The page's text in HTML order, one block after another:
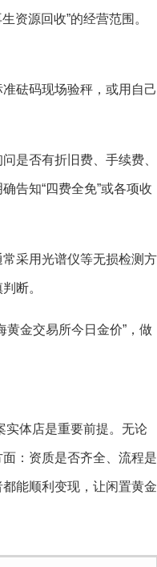
资源回收”的经营范围。
准砝码现场验秤，或用自己
是否有折旧费、手续费、
告知“四费全免”或各项收
常采用光谱仪等无损检测方
断。
黄金交易所今日金价”，做
实体店是重要前提。无论
：资质是否齐全、流程是
能顺利变现，让闲置黄金